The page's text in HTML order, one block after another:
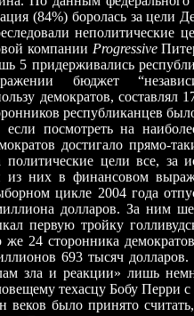
(84%) боролась за цели
неполитические
компании Progressive
5 придерживались
бюджет
демократов, составлял
республиканцев
посмотреть на
достигало прямо-
политические цели все, за
из них в финансовом
цикле 2004 года
долларов. За ним
первую тройку
же 24 сторонника
693 тысяч
зла и реакции» лишь
техасцу Бобу Перри
веков было принято